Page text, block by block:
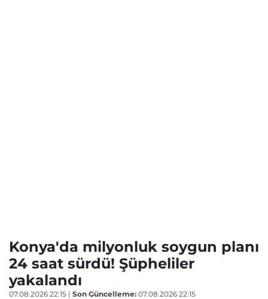
Konya'da milyonluk soygun planı
24 saat sürdü! Şüpheliler
yakalandı
07.08.2026 22:15 | Son Güncelleme: 07.08.2026 22:15